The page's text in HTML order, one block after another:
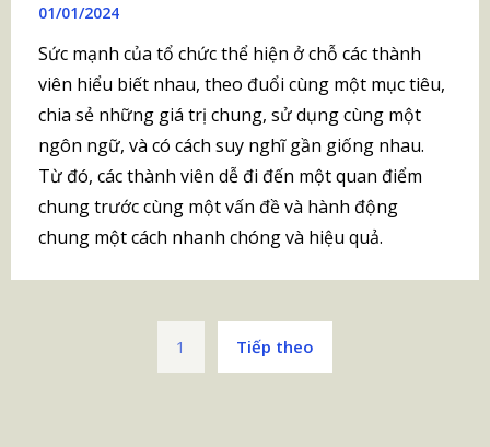
01/01/2024
Sức mạnh của tổ chức thể hiện ở chỗ các thành
viên hiểu biết nhau, theo đuổi cùng một mục tiêu,
chia sẻ những giá trị chung, sử dụng cùng một
ngôn ngữ, và có cách suy nghĩ gần giống nhau.
Từ đó, các thành viên dễ đi đến một quan điểm
chung trước cùng một vấn đề và hành động
chung một cách nhanh chóng và hiệu quả.
Phân
trang
1 Tiếp theo